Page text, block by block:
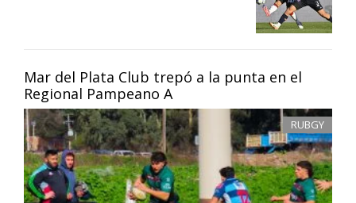
Mar del Plata Club trepó a la punta en el
Regional Pampeano A
RUBGY